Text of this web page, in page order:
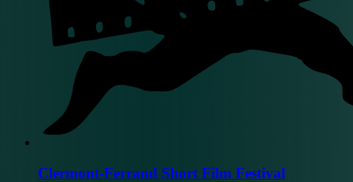
Clermont-Ferrand Short Film Festival